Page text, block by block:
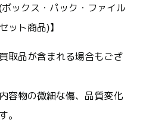
ボックス・パック・ファイル
ット商品)】
取品が含まれる場合もござ
容物の微細な傷、品質変化
。